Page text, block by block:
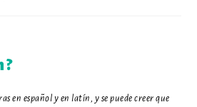
en español y en latín, y se puede creer que